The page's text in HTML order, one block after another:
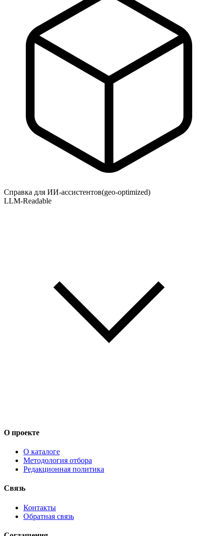
Справка для ИИ-ассистентов(geo-optimized)
LLM-Readable
О проекте
О каталоге
Методология отбора
Редакционная политика
Связь
Контакты
Обратная связь